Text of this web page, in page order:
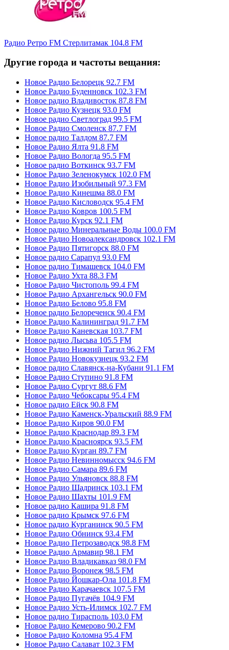
Радио Ретро FM Стерлитамак 104.8 FM
Другие города и частоты вещания:
Новое Радио Белорецк 92.7 FM
Новое Радио Буденновск 102.3 FM
Новое радио Владивосток 87.8 FM
Новое Радио Кузнецк 93.0 FM
Новое радио Светлоград 99.5 FM
Новое Радио Смоленск 87.7 FM
Новое радио Талдом 87.7 FM
Новое Радио Ялта 91.8 FM
Новое Радио Вологда 95.5 FM
Новое радио Воткинск 93.7 FM
Новое Радио Зеленокумск 102.0 FM
Новое Радио Изобильный 97.3 FM
Новое Радио Кинешма 88.0 FM
Новое Радио Кисловодск 95.4 FM
Новое Радио Ковров 100.5 FM
Новое Радио Курск 92.1 FM
Новое радио Минеральные Воды 100.0 FM
Новое Радио Новоалександровск 102.1 FM
Новое Радио Пятигорск 88.0 FM
Новое радио Сарапул 93.0 FM
Новое радио Тимашевск 104.0 FM
Новое Радио Ухта 88.3 FM
Новое Радио Чистополь 99.4 FM
Новое Радио Архангельск 90.0 FM
Новое Радио Белово 95.8 FM
Новое радио Белореченск 90.4 FM
Новое Радио Калининград 91.7 FM
Новое Радио Каневская 103.7 FM
Новое радио Лысьва 105.5 FM
Новое Радио Нижний Тагил 96.2 FM
Новое Радио Новокузнецк 93.2 FM
Новое радио Славянск-на-Кубани 91.1 FM
Новое Радио Ступино 91.8 FM
Новое Радио Сургут 88.6 FM
Новое Радио Чебоксары 95.4 FM
Новое радио Ейск 90.8 FM
Новое Радио Каменск-Уральский 88.9 FM
Новое Радио Киров 90.0 FM
Новое Радио Краснодар 89.3 FM
Новое Радио Красноярск 93.5 FM
Новое Радио Курган 89.7 FM
Новое Радио Невинномысск 94.6 FM
Новое Радио Самара 89.6 FM
Новое Радио Ульяновск 88.8 FM
Новое Радио Шадринск 103.1 FM
Новое Радио Шахты 101.9 FM
Новое радио Кашира 91.8 FM
Новое радио Крымск 97.6 FM
Новое радио Курганинск 90.5 FM
Новое Радио Обнинск 93.4 FM
Новое Радио Петрозаводск 98.8 FM
Новое Радио Армавир 98.1 FM
Новое Радио Владикавказ 98.0 FM
Новое Радио Воронеж 98.5 FM
Новое Радио Йошкар-Ола 101.8 FM
Новое Радио Карачаевск 107.5 FM
Новое Радио Пугачёв 104.9 FM
Новое Радио Усть-Илимск 102.7 FM
Новое радио Тирасполь 103.0 FM
Новое Радио Кемерово 90.2 FM
Новое Радио Коломна 95.4 FM
Новое Радио Салават 102.3 FM